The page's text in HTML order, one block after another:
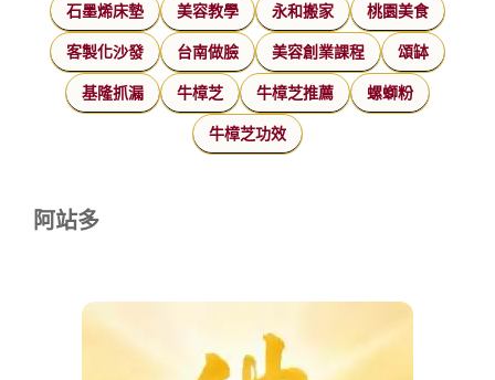
石墨烯床墊 美容教學 永和搬家 桃園美食
客製化沙發 台南做臉 美容創業課程 頌缽
基隆抓漏 牛樟芝 牛樟芝推薦 螺螄粉
牛樟芝功效
阿站多